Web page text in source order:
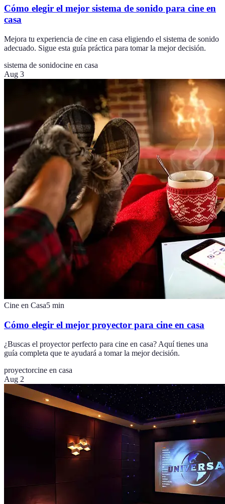
Cómo elegir el mejor sistema de sonido para cine en
casa
Mejora tu experiencia de cine en casa eligiendo el sistema de sonido
adecuado. Sigue esta guía práctica para tomar la mejor decisión.
sistema de sonidocine en casa
Aug 3
Cine en Casa5 min
Cómo elegir el mejor proyector para cine en casa
¿Buscas el proyector perfecto para cine en casa? Aquí tienes una
guía completa que te ayudará a tomar la mejor decisión.
proyectorcine en casa
Aug 2